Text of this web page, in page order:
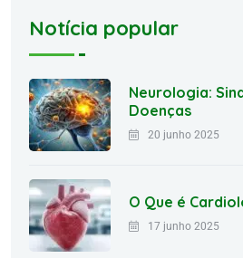
Notícia popular
Neurologia:
Doenças
20 junho 2025
O Que é
17 junho 2025